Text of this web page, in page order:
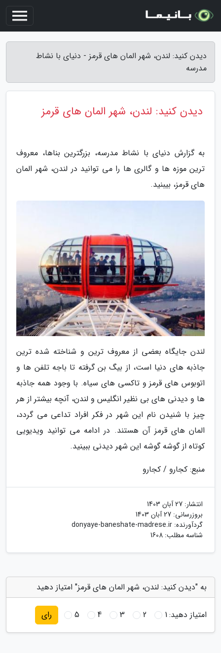
دیدن کنید: لندن، شهر المان های قرمز - دنیای با نشاط
مدرسه
دیدن کنید: لندن، شهر المان های قرمز
به گزارش دنیای با نشاط مدرسه، بزرگترین بناها، معروف
ترین موزه ها و گالری ها را می توانید در لندن، شهر المان
های قرمز، بیبنید.
لندن جایگاه بعضی از معروف ترین و شناخته شده ترین
جاذبه های دنیا است، از بیگ بن گرفته تا باجه تلفن ها و
اتوبوس های قرمز و تاکسی های سیاه. با وجود همه جاذبه
ها و دیدنی های بی نظیر انگلیس و لندن، آنچه بیشتر از هر
چیز با شنیدن نام این شهر در فکر افراد تداعی می گردد،
المان های قرمز آن هستند. در ادامه می توانید ویدیویی
کوتاه از گوشه گوشه این شهر دیدنی ببینید.
منبع: کجارو / کجارو
انتشار: 27 آبان 1403
بروزرسانی: 27 آبان 1403
گردآورنده: donyaye-baneshate-madrese.ir
شناسه مطلب: 1608
به "دیدن کنید: لندن، شهر المان های قرمز" امتیاز دهید
امتیاز دهید:1
2
3
4
5 رای